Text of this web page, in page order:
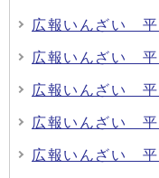
広報いんざい
広報いんざい
広報いんざい
広報いんざい
広報いんざい